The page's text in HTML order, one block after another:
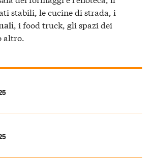
stabili, le cucine di strada, i
, i food truck, gli spazi dei
altro.